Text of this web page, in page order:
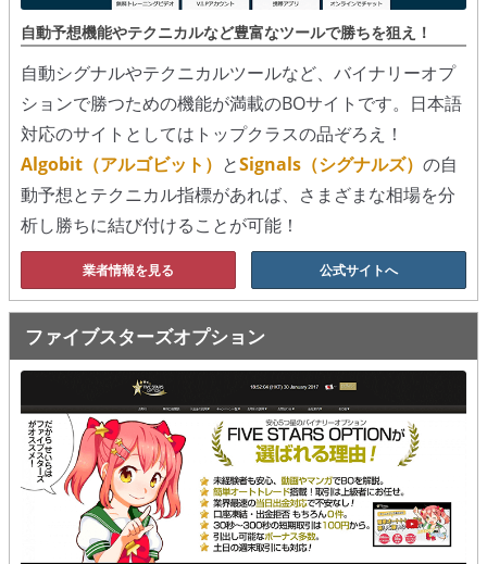
詐欺・ステマなどBO裏話
ステマに注意！
２ちゃんまとめ風の詐欺サイト
用語集
自動予想機能やテクニカルなど豊富なツールで勝ちを狙え！
自動シグナルやテクニカルツールなど、バイナリーオプ
ションで勝つための機能が満載のBOサイトです。日本語
対応のサイトとしてはトップクラスの品ぞろえ！
Algobit（アルゴビット） とSignals（シグナルズ） の自
動予想とテクニカル指標があれば、さまざまな相場を分
析し勝ちに結び付けることが可能！
業者情報を見る 公式サイトへ
ファイブスターズオプション